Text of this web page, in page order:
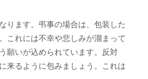
ります。弔事の場合は、包装した
これには不幸や悲しみが溜まって
願いが込められています。反対
来るように包みましょう。これは